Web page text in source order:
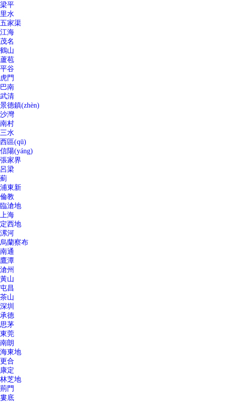
梁平
里水
五家渠
江海
茂名
鶴山
蘆苞
平谷
虎門
巴南
武清
景德鎮(zhèn)
沙灣
南村
三水
西區(qū)
信陽(yáng)
張家界
呂梁
薊
浦東新
倫教
臨滄地
上海
定西地
漯河
烏蘭察布
南通
鷹潭
滄州
黃山
屯昌
茶山
深圳
承德
思茅
東莞
南朗
海東地
更合
康定
林芝地
荊門
婁底